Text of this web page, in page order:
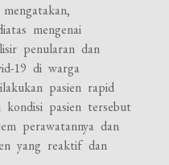
mengenai
penularan dan
19 di warga
pasien rapid
kondisi pasien tersebut
perawatannya dan
yang reaktif dan